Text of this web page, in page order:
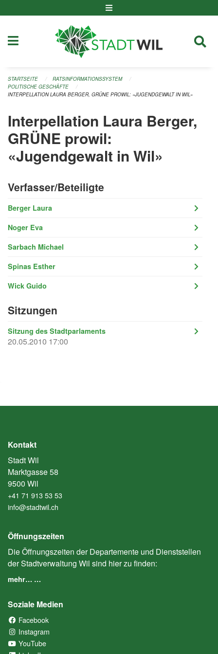
STARTSEITE
RATSINFORMATIONSSYSTEM
POLITISCHE GESCHÄFTE
INTERPELLATION LAURA BERGER, GRÜNE PROWIL: «JUGENDGEWALT IN WIL»
Interpellation Laura Berger,
GRÜNE prowil:
«Jugendgewalt in Wil»
Verfasser/Beteiligte
Berger Laura
Noger Eva
Sarbach Michael
Spinas Esther
Wick Guido
Sitzungen
Sitzung des Stadtparlaments
20.05.2010 17:00
Kontakt
Stadt Wil
Marktgasse 58
9500 Wil
+41 71 913 53 53
info@stadtwil.ch
Öffnungszeiten
Die Öffnungszeiten der Departemente und Dienststellen
der Stadtverwaltung Wil sind hier zu finden:
mehr… …
Soziale Medien
Facebook
Instagram
YouTube